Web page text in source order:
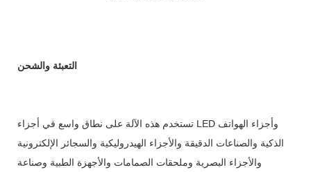
التعبئة والشحن
تستخدم هذه الآلة على نطاق واسع في أجزاء LED وأجزاء الهواتف
الذكية والصناعات الدقيقة والأجزاء الهيدروليكية والسجائر الإلكترونية
والأجزاء البصرية وملحقات الصمامات والأجهزة الطبية وصناعة